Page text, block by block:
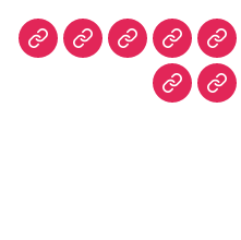
Startseite
WarumBibliografie
Vita
|